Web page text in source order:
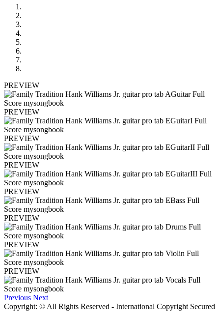
PREVIEW
PREVIEW
PREVIEW
PREVIEW
PREVIEW
PREVIEW
PREVIEW
PREVIEW
Previous Next
Copyright: © All Rights Reserved - International Copyright Secured